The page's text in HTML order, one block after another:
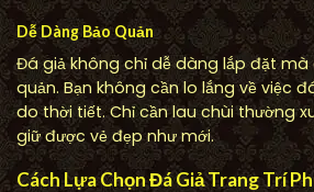
Dễ Dàng Bảo Quản
Đá giả không chỉ dễ dàng lắp đặt
quản. Bạn không cần lo lắng về việc
do thời tiết. Chỉ cần lau chùi thường
giữ được vẻ đẹp như mới.
Cách Lựa Chọn Đá Giả Trang Trí